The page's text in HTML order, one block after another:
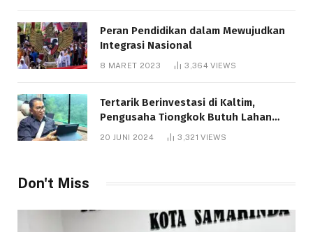
Peran Pendidikan dalam Mewujudkan
Integrasi Nasional
8 MARET 2023 3,364VIEWS
Tertarik Berinvestasi di Kaltim,
Pengusaha Tiongkok Butuh Lahan
1.000 Hektare
20 JUNI 2024 3,321VIEWS
Don't Miss